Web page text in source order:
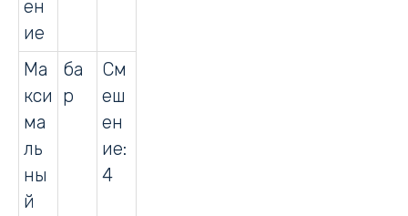
ен
ие
Ма
кси
ма
ль
ны
й
ба
р
См
еш
ен
ие:
4